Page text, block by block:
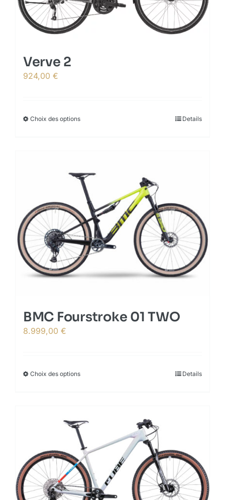
Verve 2
924,00 €
Choix des optionsThis
variants.
The
options
may
be
chosen
on
the
product
Details
BMC Fourstroke 01 TWO
8.999,00 €
Choix des optionsThis
variants.
The
options
may
be
chosen
Details